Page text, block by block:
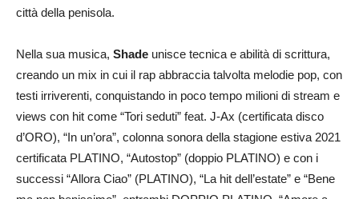
città della penisola.
Nella sua musica, Shade unisce tecnica e abilità di scrittura,
creando un mix in cui il rap abbraccia talvolta melodie pop, con
testi irriverenti, conquistando in poco tempo milioni di stream e
views con hit come “Tori seduti” feat. J-Ax (certificata disco
d’ORO), “In un’ora”, colonna sonora della stagione estiva 2021
certificata PLATINO, “Autostop” (doppio PLATINO) e con i
successi “Allora Ciao” (PLATINO), “La hit dell’estate” e “Bene